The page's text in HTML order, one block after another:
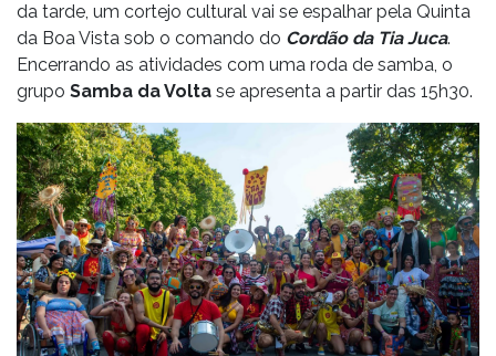
da tarde, um cortejo cultural vai se espalhar pela Quinta
da Boa Vista sob o comando do Cordão da Tia Juca.
Encerrando as atividades com uma roda de samba, o
grupo Samba da Volta se apresenta a partir das 15h30.